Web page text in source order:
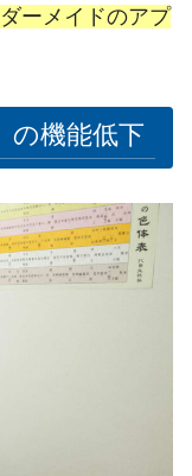
ーメイドのアプ
の機能低下